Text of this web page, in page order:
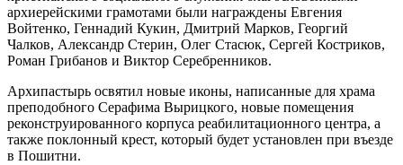
архиерейскими грамотами были награждены Евгения
Войтенко, Геннадий Кукин, Дмитрий Марков, Георгий
Чалков, Александр Стерин, Олег Стасюк, Сергей Костриков,
Роман Грибанов и Виктор Серебренников.
Архипастырь освятил новые иконы, написанные для храма
преподобного Серафима Вырицкого, новые помещения
реконструированного корпуса реабилитационного центра, а
также поклонный крест, который будет установлен при въезде
в Пошитни.